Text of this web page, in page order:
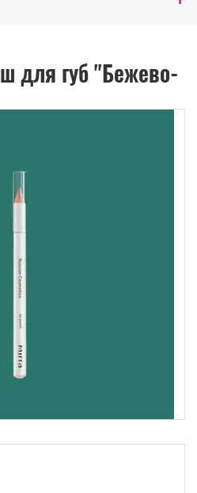
для губ "Бежево-